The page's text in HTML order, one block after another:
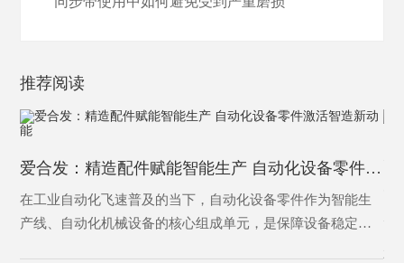
推荐阅读
爱合发：精造配件赋能智能生产 自动化设备零件激活智造新动能
在工业自动化飞速普及的当下，自动化设备零件作为智能生
产线、自动化机械设备的核心组成单元，是保障设备稳定运